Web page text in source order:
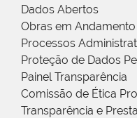
Dados Abertos
Obras em
Processos
Proteção de Dados
Painel Transparência
Comissão de Ética
Transparência e